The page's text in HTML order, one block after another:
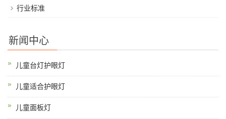
行业标准
新闻中心
儿童台灯护眼灯
儿童适合护眼灯
儿童面板灯